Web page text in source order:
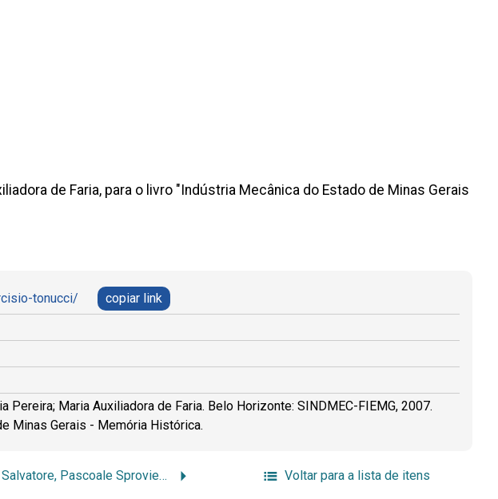
de Faria, para o livro "Indústria Mecânica do Estado de Minas Gerais
tonucci/
copiar link
Maria Auxiliadora de Faria. Belo Horizonte: SINDMEC-FIEMG, 2007.
Minas Gerais - Memória Histórica.
Salvatore, Pascoale Sprovieri e família Voltar para a lista de itens